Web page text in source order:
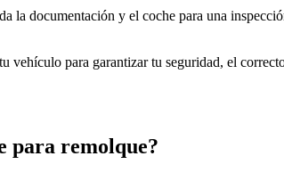
la documentación y el coche para una
vehículo para garantizar tu seguridad, el
para remolque?